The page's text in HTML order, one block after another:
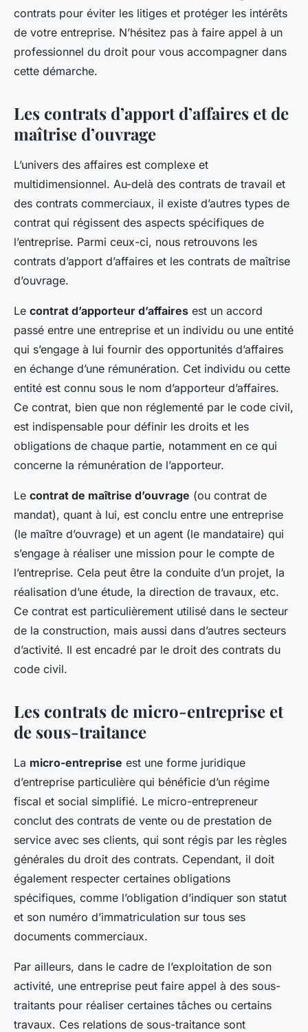
contrats pour éviter les litiges et protéger les intérêts
de votre entreprise. N’hésitez pas à faire appel à un
professionnel du droit pour vous accompagner dans
cette démarche.
Les contrats d’apport d’affaires et de
maîtrise d’ouvrage
L’univers des affaires est complexe et
multidimensionnel. Au-delà des contrats de travail et
des contrats commerciaux, il existe d’autres types de
contrat qui régissent des aspects spécifiques de
l’entreprise. Parmi ceux-ci, nous retrouvons les
contrats d’apport d’affaires et les contrats de maîtrise
d’ouvrage.
Le contrat d’apporteur d’affaires est un accord
passé entre une entreprise et un individu ou une entité
qui s’engage à lui fournir des opportunités d’affaires
en échange d’une rémunération. Cet individu ou cette
entité est connu sous le nom d’apporteur d’affaires.
Ce contrat, bien que non réglementé par le code civil,
est indispensable pour définir les droits et les
obligations de chaque partie, notamment en ce qui
concerne la rémunération de l’apporteur.
Le contrat de maîtrise d’ouvrage (ou contrat de
mandat), quant à lui, est conclu entre une entreprise
(le maître d’ouvrage) et un agent (le mandataire) qui
s’engage à réaliser une mission pour le compte de
l’entreprise. Cela peut être la conduite d’un projet, la
réalisation d’une étude, la direction de travaux, etc.
Ce contrat est particulièrement utilisé dans le secteur
de la construction, mais aussi dans d’autres secteurs
d’activité. Il est encadré par le droit des contrats du
code civil.
Les contrats de micro-entreprise et
de sous-traitance
La micro-entreprise est une forme juridique
d’entreprise particulière qui bénéficie d’un régime
fiscal et social simplifié. Le micro-entrepreneur
conclut des contrats de vente ou de prestation de
service avec ses clients, qui sont régis par les règles
générales du droit des contrats. Cependant, il doit
également respecter certaines obligations
spécifiques, comme l’obligation d’indiquer son statut
et son numéro d’immatriculation sur tous ses
documents commerciaux.
Par ailleurs, dans le cadre de l’exploitation de son
activité, une entreprise peut faire appel à des sous-
traitants pour réaliser certaines tâches ou certains
travaux. Ces relations de sous-traitance sont